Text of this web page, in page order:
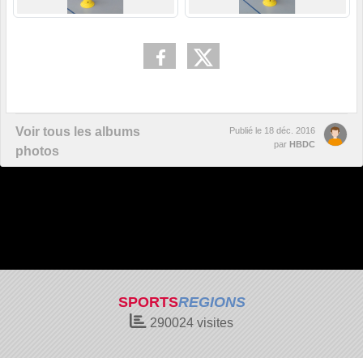
Voir tous les albums
photos
Publié le 18 déc. 2016
par HBDC
SPORTSREGIONS
290024 visites